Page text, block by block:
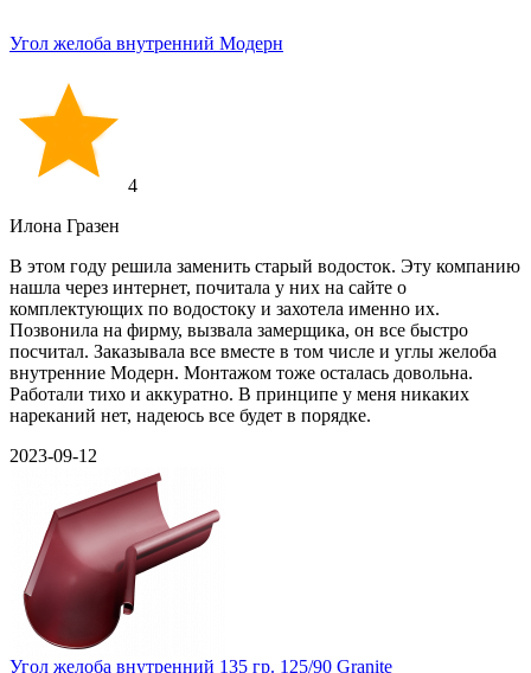
Угол желоба внутренний Модерн
4
Илона Гразен
В этом году решила заменить старый водосток. Эту компанию
нашла через интернет, почитала у них на сайте о
комплектующих по водостоку и захотела именно их.
Позвонила на фирму, вызвала замерщика, он все быстро
посчитал. Заказывала все вместе в том числе и углы желоба
внутренние Модерн. Монтажом тоже осталась довольна.
Работали тихо и аккуратно. В принципе у меня никаких
нареканий нет, надеюсь все будет в порядке.
2023-09-12
Угол желоба внутренний 135 гр. 125/90 Granite